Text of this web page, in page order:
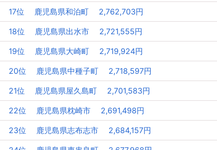
17位 鹿児島県和泊町 2,762,703円
18位 鹿児島県出水市 2,721,555円
19位 鹿児島県大崎町 2,719,924円
20位 鹿児島県中種子町 2,718,597円
21位 鹿児島県屋久島町 2,701,583円
22位 鹿児島県枕崎市 2,691,498円
23位 鹿児島県志布志市 2,684,157円